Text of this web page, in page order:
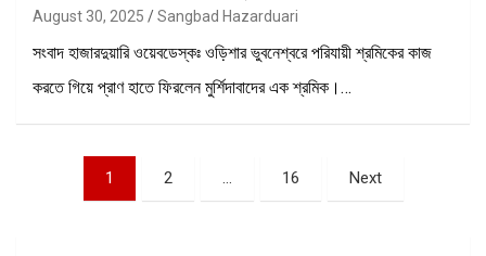
August 30, 2025 Sangbad Hazarduari
সংবাদ হাজারদুয়ারি ওয়েবডেস্কঃ ওড়িশার ভুবনেশ্বরে পরিযায়ী শ্রমিকের কাজ
করতে গিয়ে প্রাণ হাতে ফিরলেন মুর্শিদাবাদের এক শ্রমিক।…
pagination
1 2 … 16 Next